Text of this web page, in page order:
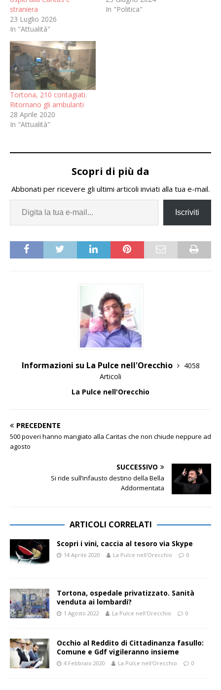
straniera
23 Luglio 2026
In "Attualità"
In "Politica"
Tortona, 210 contagiati.
Ritornano gli ambulanti
28 Aprile 2020
In "Attualità"
Scopri di più da
Abbonati per ricevere gli ultimi articoli inviati alla tua e-mail.
Iscriviti
Informazioni su La Pulce nell'Orecchio
4058
Articoli
La Pulce nell'Orecchio
PRECEDENTE
500 poveri hanno mangiato alla Caritas che non chiude neppure ad
agosto
SUCCESSIVO
Si ride sull’infausto destino della Bella
Addormentata
ARTICOLI CORRELATI
Scopri i vini, caccia al tesoro via Skype
14 Aprile 2020 La Pulce nell'Orecchio 0
Tortona, ospedale privatizzato. Sanità
venduta ai lombardi?
1 Agosto 2022 La Pulce nell'Orecchio 0
Occhio al Reddito di Cittadinanza fasullo:
Comune e Gdf vigileranno insieme
4 Febbraio 2020 La Pulce nell'Orecchio 0